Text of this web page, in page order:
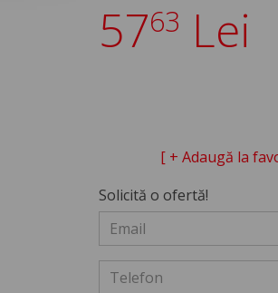
5763 Lei
[ + Adaugă la
Solicită o ofertă!